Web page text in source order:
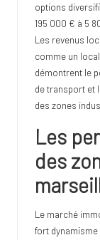
options
195 000 € à 5
Les revenus
comme un
démontrent le
de transport et
des zones
Les
des
Le marché
fort